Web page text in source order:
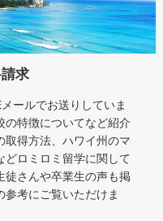
求
ールでお送りしていま
の特徴についてなど紹介
取得方法、ハワイ州のマ
どロミロミ留学に関して
徒さんや卒業生の声も掲
考にご覧いただけま